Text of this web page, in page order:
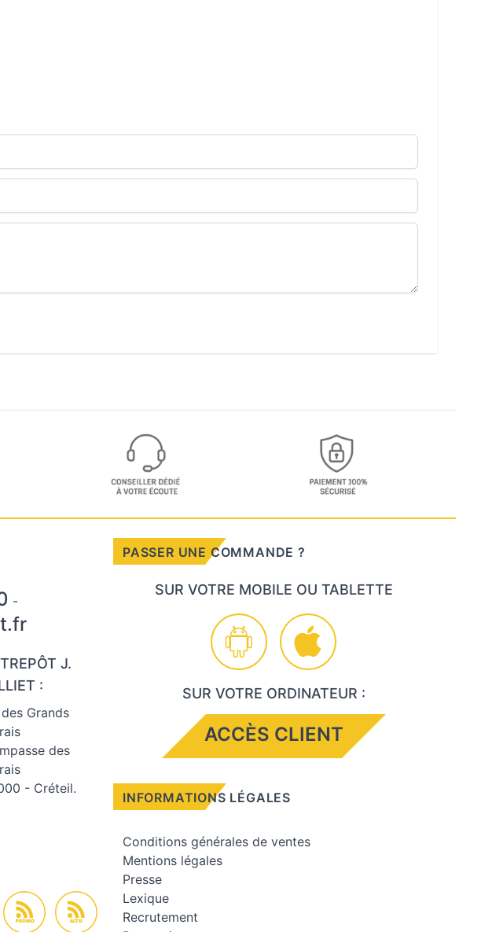
-
J.
:
Grands
des
- Créteil.
PROMO ACTU
PASSER UNE COMMANDE ?
SUR VOTRE MOBILE OU TABLETTE
SUR VOTRE ORDINATEUR :
ACCÈS CLIENT
INFORMATIONS LÉGALES
Conditions générales de ventes
Mentions légales
Presse
Lexique
Recrutement